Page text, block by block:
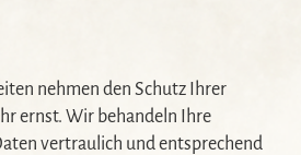
nehmen den Schutz Ihrer
ernst. Wir behandeln Ihre
vertraulich und entsprechend